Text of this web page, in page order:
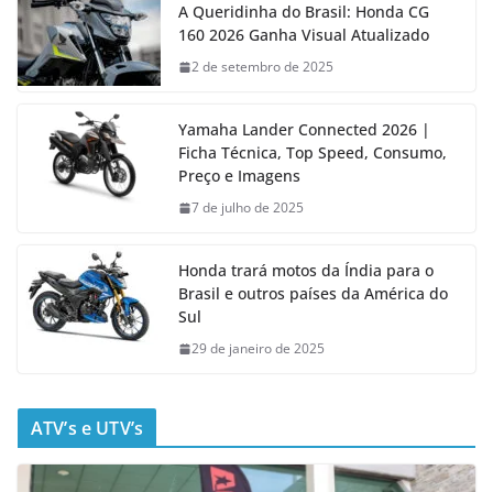
A Queridinha do Brasil: Honda CG
160 2026 Ganha Visual Atualizado
2 de setembro de 2025
Yamaha Lander Connected 2026 |
Ficha Técnica, Top Speed, Consumo,
Preço e Imagens
7 de julho de 2025
Honda trará motos da Índia para o
Brasil e outros países da América do
Sul
29 de janeiro de 2025
ATV’s e UTV’s